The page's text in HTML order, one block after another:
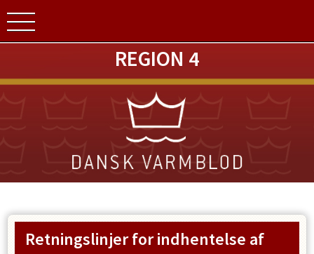
REGION 4
Retningslinjer for indhentelse af